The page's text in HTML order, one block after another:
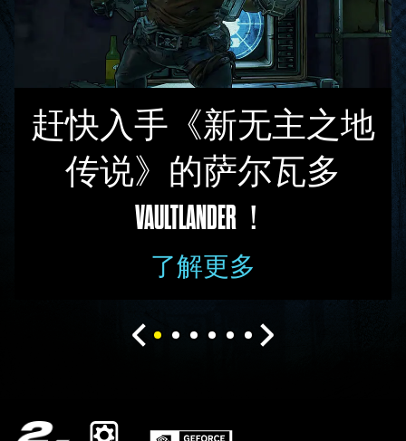
赶快入手《新无主之地
传说》的萨尔瓦多
VAULTLANDER！
了解更多